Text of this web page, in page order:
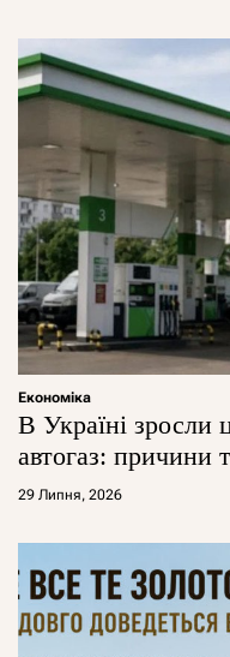
Економіка
В Україні зросли
автогаз: причини
29 Липня, 2026